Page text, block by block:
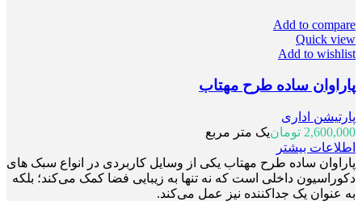
Add to compare
Quick view
Add to wishlist
پاراوان ساده طرح مهتاب
پارتیشن اداری
2,600,000 تومانیک متر مربع
اطلاعات بیشتر
پاراوان ساده طرح مهتاب یکی از وسایل کاربردی در انواع سبک های
دکوراسیون داخلی است که نه تنها به زیبایی فضا کمک می‌کند؛ بلکه
به عنوان یک جداکننده نیز عمل می‌کند.